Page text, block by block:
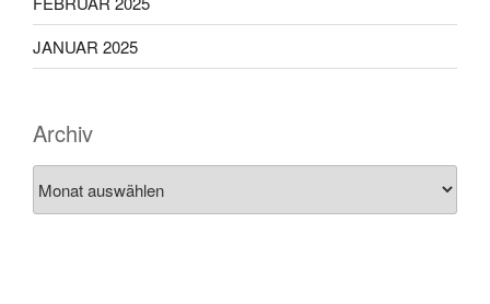
JANUAR 2025
Archiv